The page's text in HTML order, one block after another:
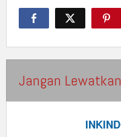
Jangan Lewatkan